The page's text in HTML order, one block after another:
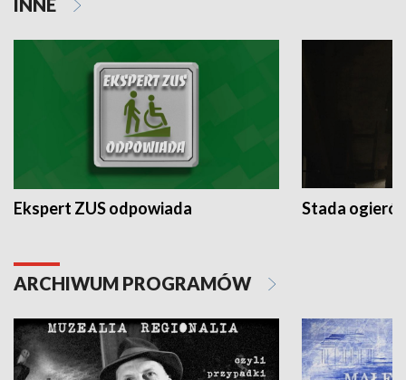
INNE
Ekspert ZUS odpowiada Stada
ARCHIWUM PROGRAMÓW